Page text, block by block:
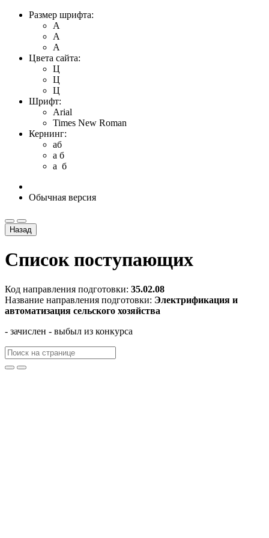
Размер шрифта:
A
A
A
Цвета сайта:
Ц
Ц
Ц
Шрифт:
Arial
Times New Roman
Кернинг:
aб
a б
a б
Обычная версия
Назад
Список поступающих
Код направления подготовки: 35.02.08
Название направления подготовки: Электрификация и
автоматизация сельского хозяйства
- зачислен - выбыл из конкурса